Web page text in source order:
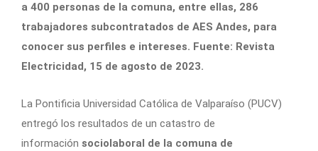
a 400 personas de la comuna, entre ellas, 286
trabajadores subcontratados de AES Andes, para
conocer sus perfiles e intereses. Fuente: Revista
Electricidad, 15 de agosto de 2023.
La Pontificia Universidad Católica de Valparaíso (PUCV)
entregó los resultados de un catastro de
información sociolaboral de la comuna de